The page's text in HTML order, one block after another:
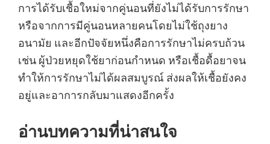
การได้รับเชื้อใหม่จากคู่นอนที่ยังไม่ได้รับการรักษา
หรือจากการมีคู่นอนหลายคนโดยไม่ใช้ถุงยาง
อนามัย และอีกปัจจัยหนึ่งคือการรักษาไม่ครบถ้วน
เช่น ผู้ป่วยหยุดใช้ยาก่อนกำหนด หรือเชื้อดื้อยาจน
ทำให้การรักษาไม่ได้ผลสมบูรณ์ ส่งผลให้เชื้อยังคง
อยู่และอาการกลับมาแสดงอีกครั้ง
อ่านบทความที่น่าสนใจ